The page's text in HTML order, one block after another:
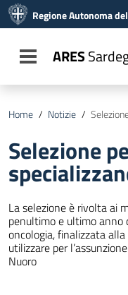
Vai al menu di
Vai al footer
Regione Autonoma
Toggle navigation
ARES
Home / Notizie /
Selezione
La selezione è rivolta ai
penultimo e ultimo anno
oncologia, finalizzata
utilizzare per
Nuoro